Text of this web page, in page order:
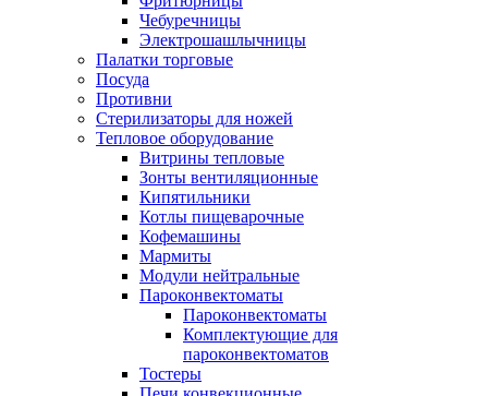
Чебуречницы
Электрошашлычницы
Палатки торговые
Посуда
Противни
Стерилизаторы для ножей
Тепловое оборудование
Витрины тепловые
Зонты вентиляционные
Кипятильники
Котлы пищеварочные
Кофемашины
Мармиты
Модули нейтральные
Пароконвектоматы
Пароконвектоматы
Комплектующие для
пароконвектоматов
Тостеры